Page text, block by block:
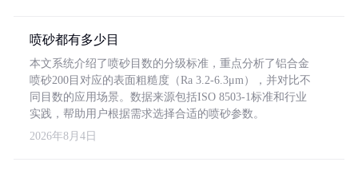
喷砂都有多少目
本文系统介绍了喷砂目数的分级标准，重点分析了铝合金
喷砂200目对应的表面粗糙度（Ra 3.2-6.3μm），并对比不
同目数的应用场景。数据来源包括ISO 8503-1标准和行业
实践，帮助用户根据需求选择合适的喷砂参数。
2026年8月4日